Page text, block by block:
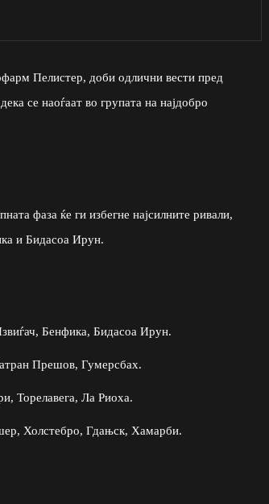
Пелистер, доби одлични вести пред
се наоѓаат во групата на најдобро
фаза ќе ги избегне најсилните ривали,
и Бидасоа Ирун.
Бенфика, Бидасоа Ирун.
Прешов, Гумерсбах.
Торелавега, Ла Риоха.
Холстебро, Гдањск, Хамарби.